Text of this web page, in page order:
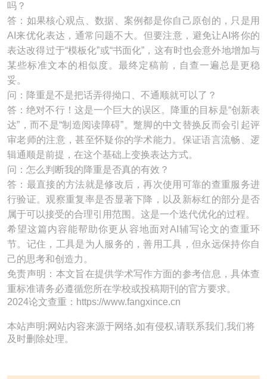
吗？
答：如果核心观点、数据、案例都是你自己原创的，只是用
AI来优化表达，通常问题不大。但要注意，避免让AI将你的
表达改得过于“模板化”或“书面化”，这有时也会意外地增加与
某些标准文本的相似度。最终定稿前，自查一遍总是更稳
妥。
问：降重是不是把话弄得拗口、不通顺就可以了？
答：绝对不行！这是一个巨大的误区。降重的目标是“创新表
达”，而不是“制造阅读障碍”。蹩脚的中文替换反而会引起评
审老师的注意，甚至怀疑你的学术能力。保证语言流畅、逻
辑通顺是前提，在这个基础上变换表达方式。
问：怎么判断我的降重是否真的有效？
答：最直接的方法就是修改后，再次使用可靠的查重服务进
行验证。观察重复率是否显著下降，以及新标红的部分是否
属于可以接受的合理引用范围。这是一个迭代优化的过程。
希望这篇内容能帮助你更从容地面对AI辅写论文的查重环
节。记住，工具是为人服务的，善用工具，但永远保持你自
己的思考和创造力。
免责声明：本文旨在提供学术写作方面的参考信息，具体查
重标准请务必遵循您所在学校或投稿期刊的官方要求。
2024论文查重：https://www.fangxince.cn
本站声明:网站内容来源于网络,如有侵权,请联系我们,我们将
及时删除处理。